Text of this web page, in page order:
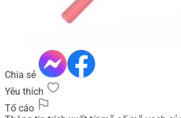
Chia sẻ
Yêu thích
Tố cáo